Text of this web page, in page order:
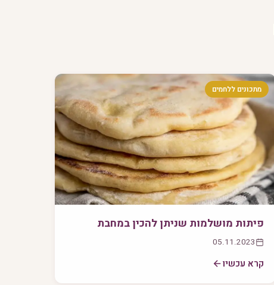
מתכונים ללחמים
פיתות מושלמות שניתן להכין במחבת
05.11.2023
קרא עכשיו